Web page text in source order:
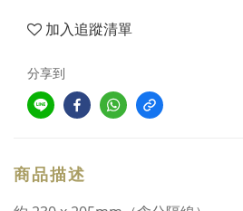
加入追蹤清單
分享到
商品描述